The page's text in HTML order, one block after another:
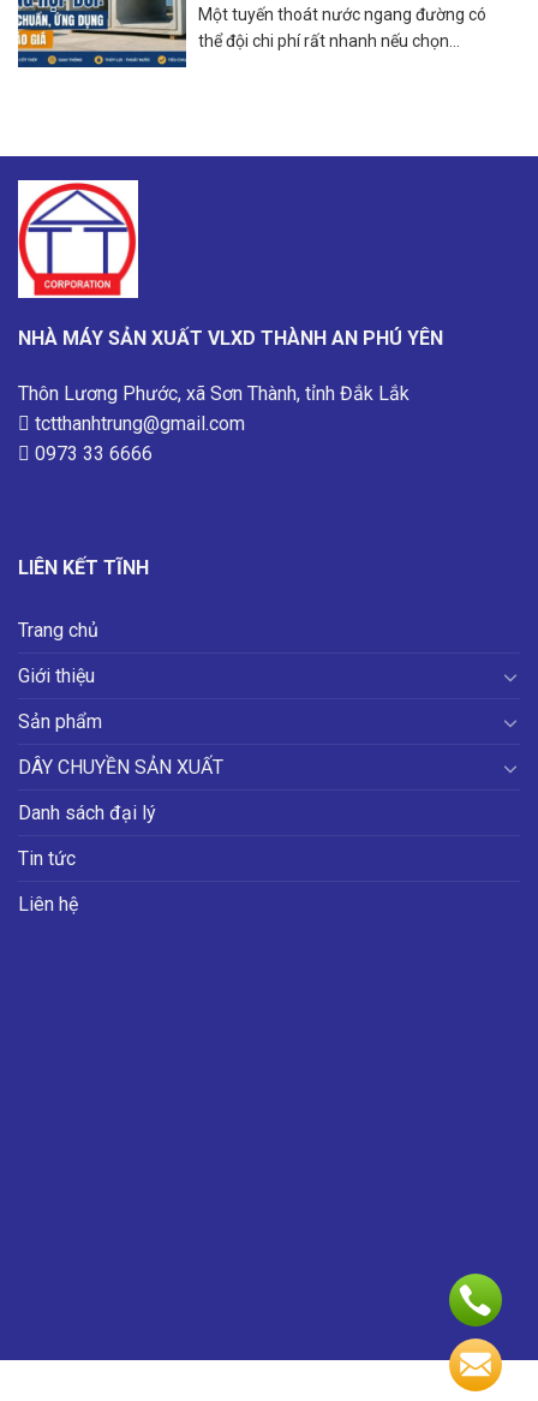
Một tuyến thoát nước ngang đường có
thể đội chi phí rất nhanh nếu chọn...
NHÀ MÁY SẢN XUẤT VLXD THÀNH AN PHÚ YÊN
Thôn Lương Phước, xã Sơn Thành, tỉnh Đắk Lắk
tctthanhtrung@gmail.com
0973 33 6666
LIÊN KẾT TĨNH
Trang chủ
Giới thiệu
Sản phẩm
DÂY CHUYỀN SẢN XUẤT
Danh sách đại lý
Tin tức
Liên hệ